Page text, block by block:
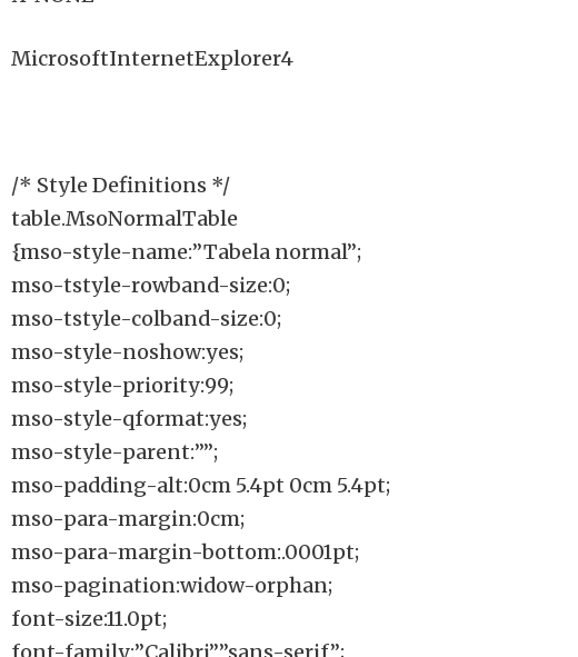
MicrosoftInternetExplorer4
/* Style Definitions */
table.MsoNormalTable
{mso-style-name:”Tabela normal”;
mso-tstyle-rowband-size:0;
mso-tstyle-colband-size:0;
mso-style-noshow:yes;
mso-style-priority:99;
mso-style-qformat:yes;
mso-style-parent:””;
mso-padding-alt:0cm 5.4pt 0cm 5.4pt;
mso-para-margin:0cm;
mso-para-margin-bottom:.0001pt;
mso-pagination:widow-orphan;
font-size:11.0pt;